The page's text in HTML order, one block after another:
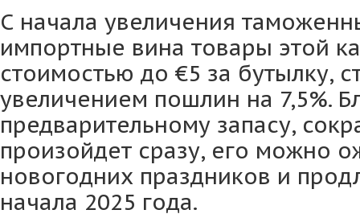
С начала увеличения
импортные вина товары этой
стоимостью до €5 за бутылку,
увеличением пошлин на 7,5%.
предварительному запасу,
произойдет сразу, его можно
новогодних праздников и
начала 2025 года.